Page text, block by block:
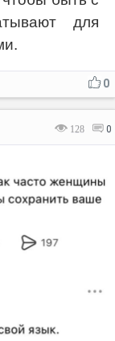
для
0
128 0